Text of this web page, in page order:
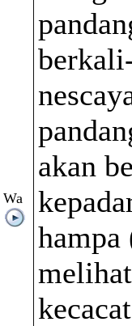
Wa
akan
hampa